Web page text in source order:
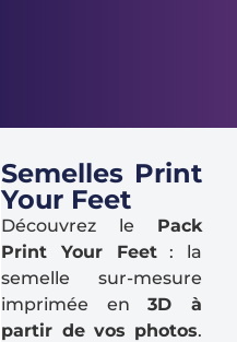
Semelles Print
Your Feet
Découvrez le Pack
Print Your Feet: la
semelle sur-mesure
imprimée en3D à
partir de vos photos.